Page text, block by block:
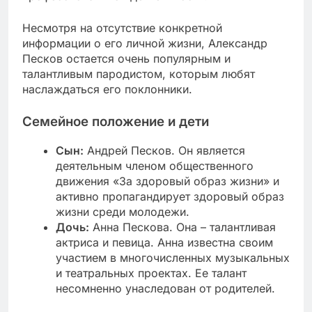
Несмотря на отсутствие конкретной
информации о его личной жизни, Александр
Песков остается очень популярным и
талантливым пародистом, которым любят
наслаждаться его поклонники.
Семейное положение и дети
Сын: Андрей Песков. Он является
деятельным членом общественного
движения «За здоровый образ жизни» и
активно пропагандирует здоровый образ
жизни среди молодежи.
Дочь: Анна Пескова. Она – талантливая
актриса и певица. Анна известна своим
участием в многочисленных музыкальных
и театральных проектах. Ее талант
несомненно унаследован от родителей.